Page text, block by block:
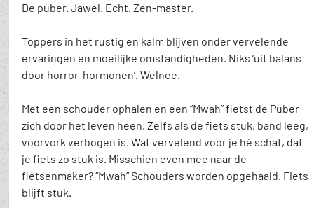
De puber. Jawel. Echt. Zen-master.
Toppers in het rustig en kalm blijven onder vervelende
ervaringen en moeilijke omstandigheden. Niks ‘uit balans
door horror-hormonen’. Welnee.
Met een schouder ophalen en een “Mwah” fietst de Puber
zich door het leven heen. Zelfs als de fiets stuk, band leeg,
voorvork verbogen is. Wat vervelend voor je hè schat, dat
je fiets zo stuk is. Misschien even mee naar de
fietsenmaker? “Mwah” Schouders worden opgehaald. Fiets
blijft stuk.